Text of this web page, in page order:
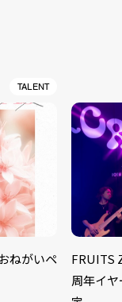
TALENT
ねがいペ
FRUITS
周年イ
33
29